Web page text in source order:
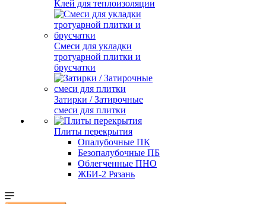
Клей для теплоизоляции
Смеси для укладки
тротуарной плитки и
брусчатки
Затирки / Затирочные
смеси для плитки
Плиты перекрытия
Опалубочные ПК
Безопалубочные ПБ
Облегченные ПНО
ЖБИ-2 Рязань